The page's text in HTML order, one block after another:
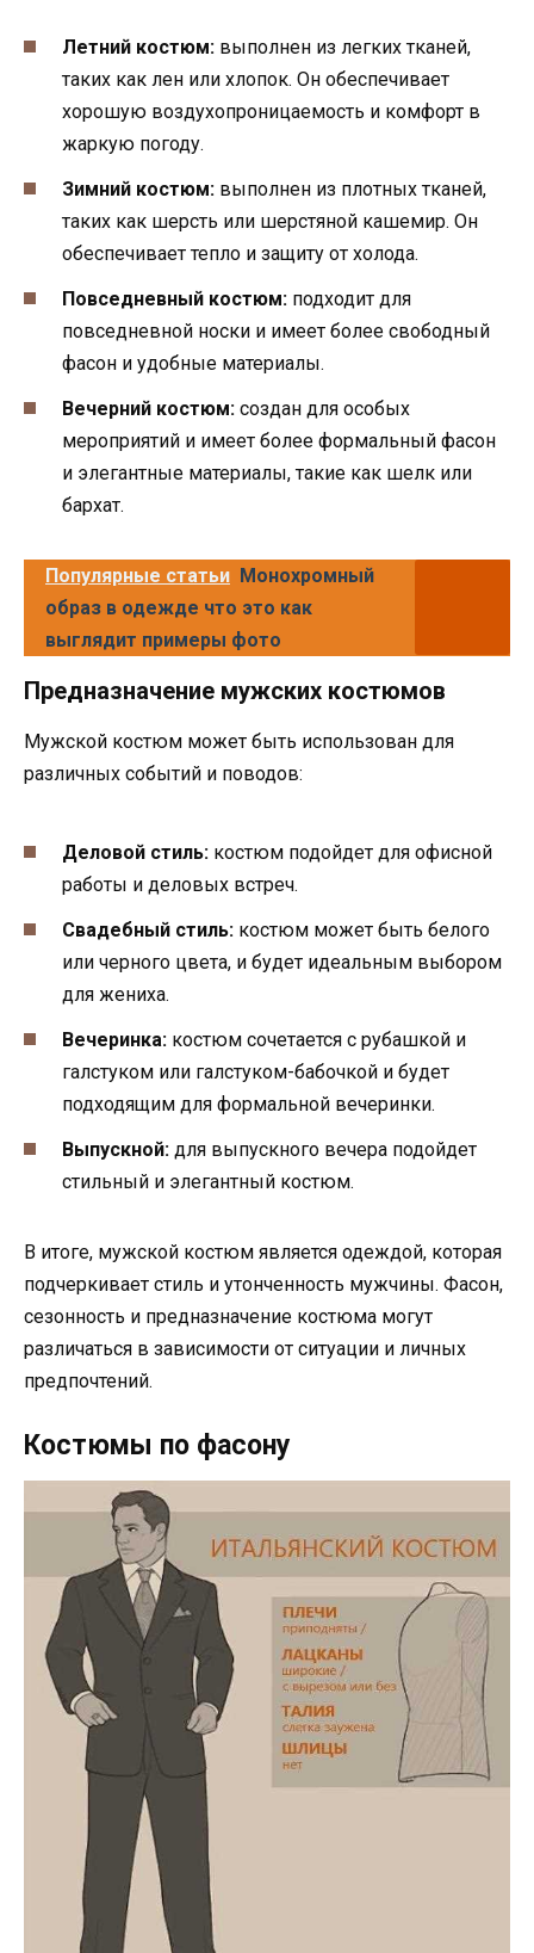
Летний костюм: выполнен из легких тканей,
таких как лен или хлопок. Он обеспечивает
хорошую воздухопроницаемость и комфорт в
жаркую погоду.
Зимний костюм: выполнен из плотных тканей,
таких как шерсть или шерстяной кашемир. Он
обеспечивает тепло и защиту от холода.
Повседневный костюм: подходит для
повседневной носки и имеет более свободный
фасон и удобные материалы.
Вечерний костюм: создан для особых
мероприятий и имеет более формальный фасон
и элегантные материалы, такие как шелк или
бархат.
Популярные статьи Монохромный
образ в одежде что это как
выглядит примеры фото
Предназначение мужских костюмов
Мужской костюм может быть использован для
различных событий и поводов:
Деловой стиль: костюм подойдет для офисной
работы и деловых встреч.
Свадебный стиль: костюм может быть белого
или черного цвета, и будет идеальным выбором
для жениха.
Вечеринка: костюм сочетается с рубашкой и
галстуком или галстуком-бабочкой и будет
подходящим для формальной вечеринки.
Выпускной: для выпускного вечера подойдет
стильный и элегантный костюм.
В итоге, мужской костюм является одеждой, которая
подчеркивает стиль и утонченность мужчины. Фасон,
сезонность и предназначение костюма могут
различаться в зависимости от ситуации и личных
предпочтений.
Костюмы по фасону